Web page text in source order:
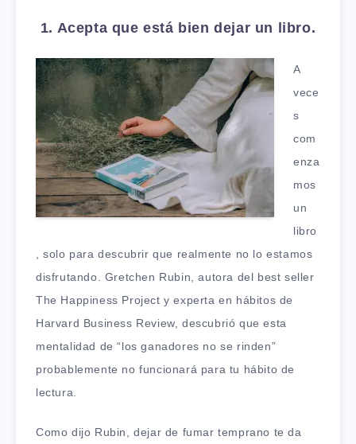
1. Acepta que está bien dejar un libro.
A
vece
s
com
enza
mos
un
libro
, solo para descubrir que realmente no lo estamos
disfrutando. Gretchen Rubin, autora del best seller
The Happiness Project y experta en hábitos de
Harvard Business Review, descubrió que esta
mentalidad de “los ganadores no se rinden”
probablemente no funcionará para tu hábito de
lectura.
Como dijo Rubin, dejar de fumar temprano te da